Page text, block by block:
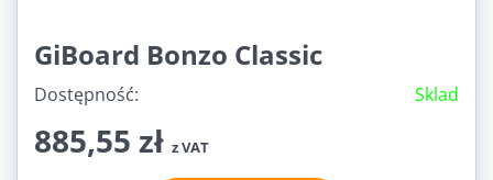
GiBoard Bonzo Classic
Dostępność: Sklad
885,55 zł z VAT